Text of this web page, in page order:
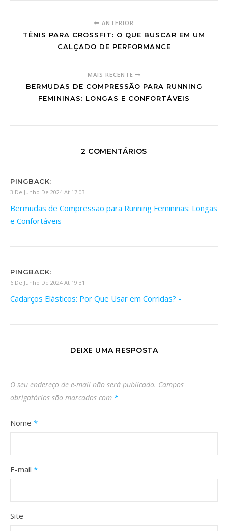
ANTERIOR
TÊNIS PARA CROSSFIT: O QUE BUSCAR EM UM
CALÇADO DE PERFORMANCE
MAIS RECENTE
BERMUDAS DE COMPRESSÃO PARA RUNNING
FEMININAS: LONGAS E CONFORTÁVEIS
2 COMENTÁRIOS
PINGBACK:
3 De Junho De 2024 At 17:03
Bermudas de Compressão para Running Femininas: Longas
e Confortáveis -
PINGBACK:
6 De Junho De 2024 At 19:31
Cadarços Elásticos: Por Que Usar em Corridas? -
DEIXE UMA RESPOSTA
O seu endereço de e-mail não será publicado. Campos
obrigatórios são marcados com *
Nome *
E-mail *
Site